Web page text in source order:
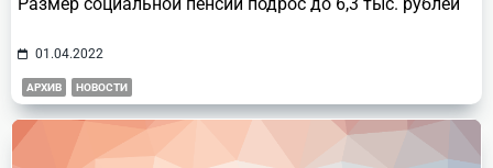
01.04.2022
АРХИВ НОВОСТИ